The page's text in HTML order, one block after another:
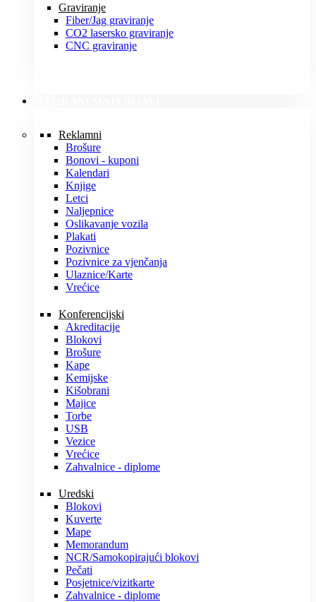
Graviranje
Fiber/Jag graviranje
CO2 lasersko graviranje
CNC graviranje
Reklamni
Brošure
Bonovi - kuponi
Kalendari
Knjige
Letci
Naljepnice
Oslikavanje vozila
Plakati
Pozivnice
Pozivnice za vjenčanja
Ulaznice/Karte
Vrećice
Konferencijski
Akreditacije
Blokovi
Brošure
Kape
Kemijske
Kišobrani
Majice
Torbe
USB
Vezice
Vrećice
Zahvalnice - diplome
Uredski
Blokovi
Kuverte
Mape
Memorandum
NCR/Samokopirajući blokovi
Pečati
Posjetnice/vizitkarte
Zahvalnice - diplome